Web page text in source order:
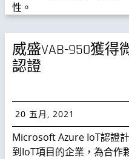
性。
威盛VAB-950獲得
認證
20 五月, 2021
Microsoft Azure IoT認證
到IoT項目的企業，為合作